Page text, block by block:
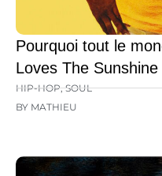
Pourquoi tout le
Loves The
HIP-HOP,SOUL
BY MATHIEU